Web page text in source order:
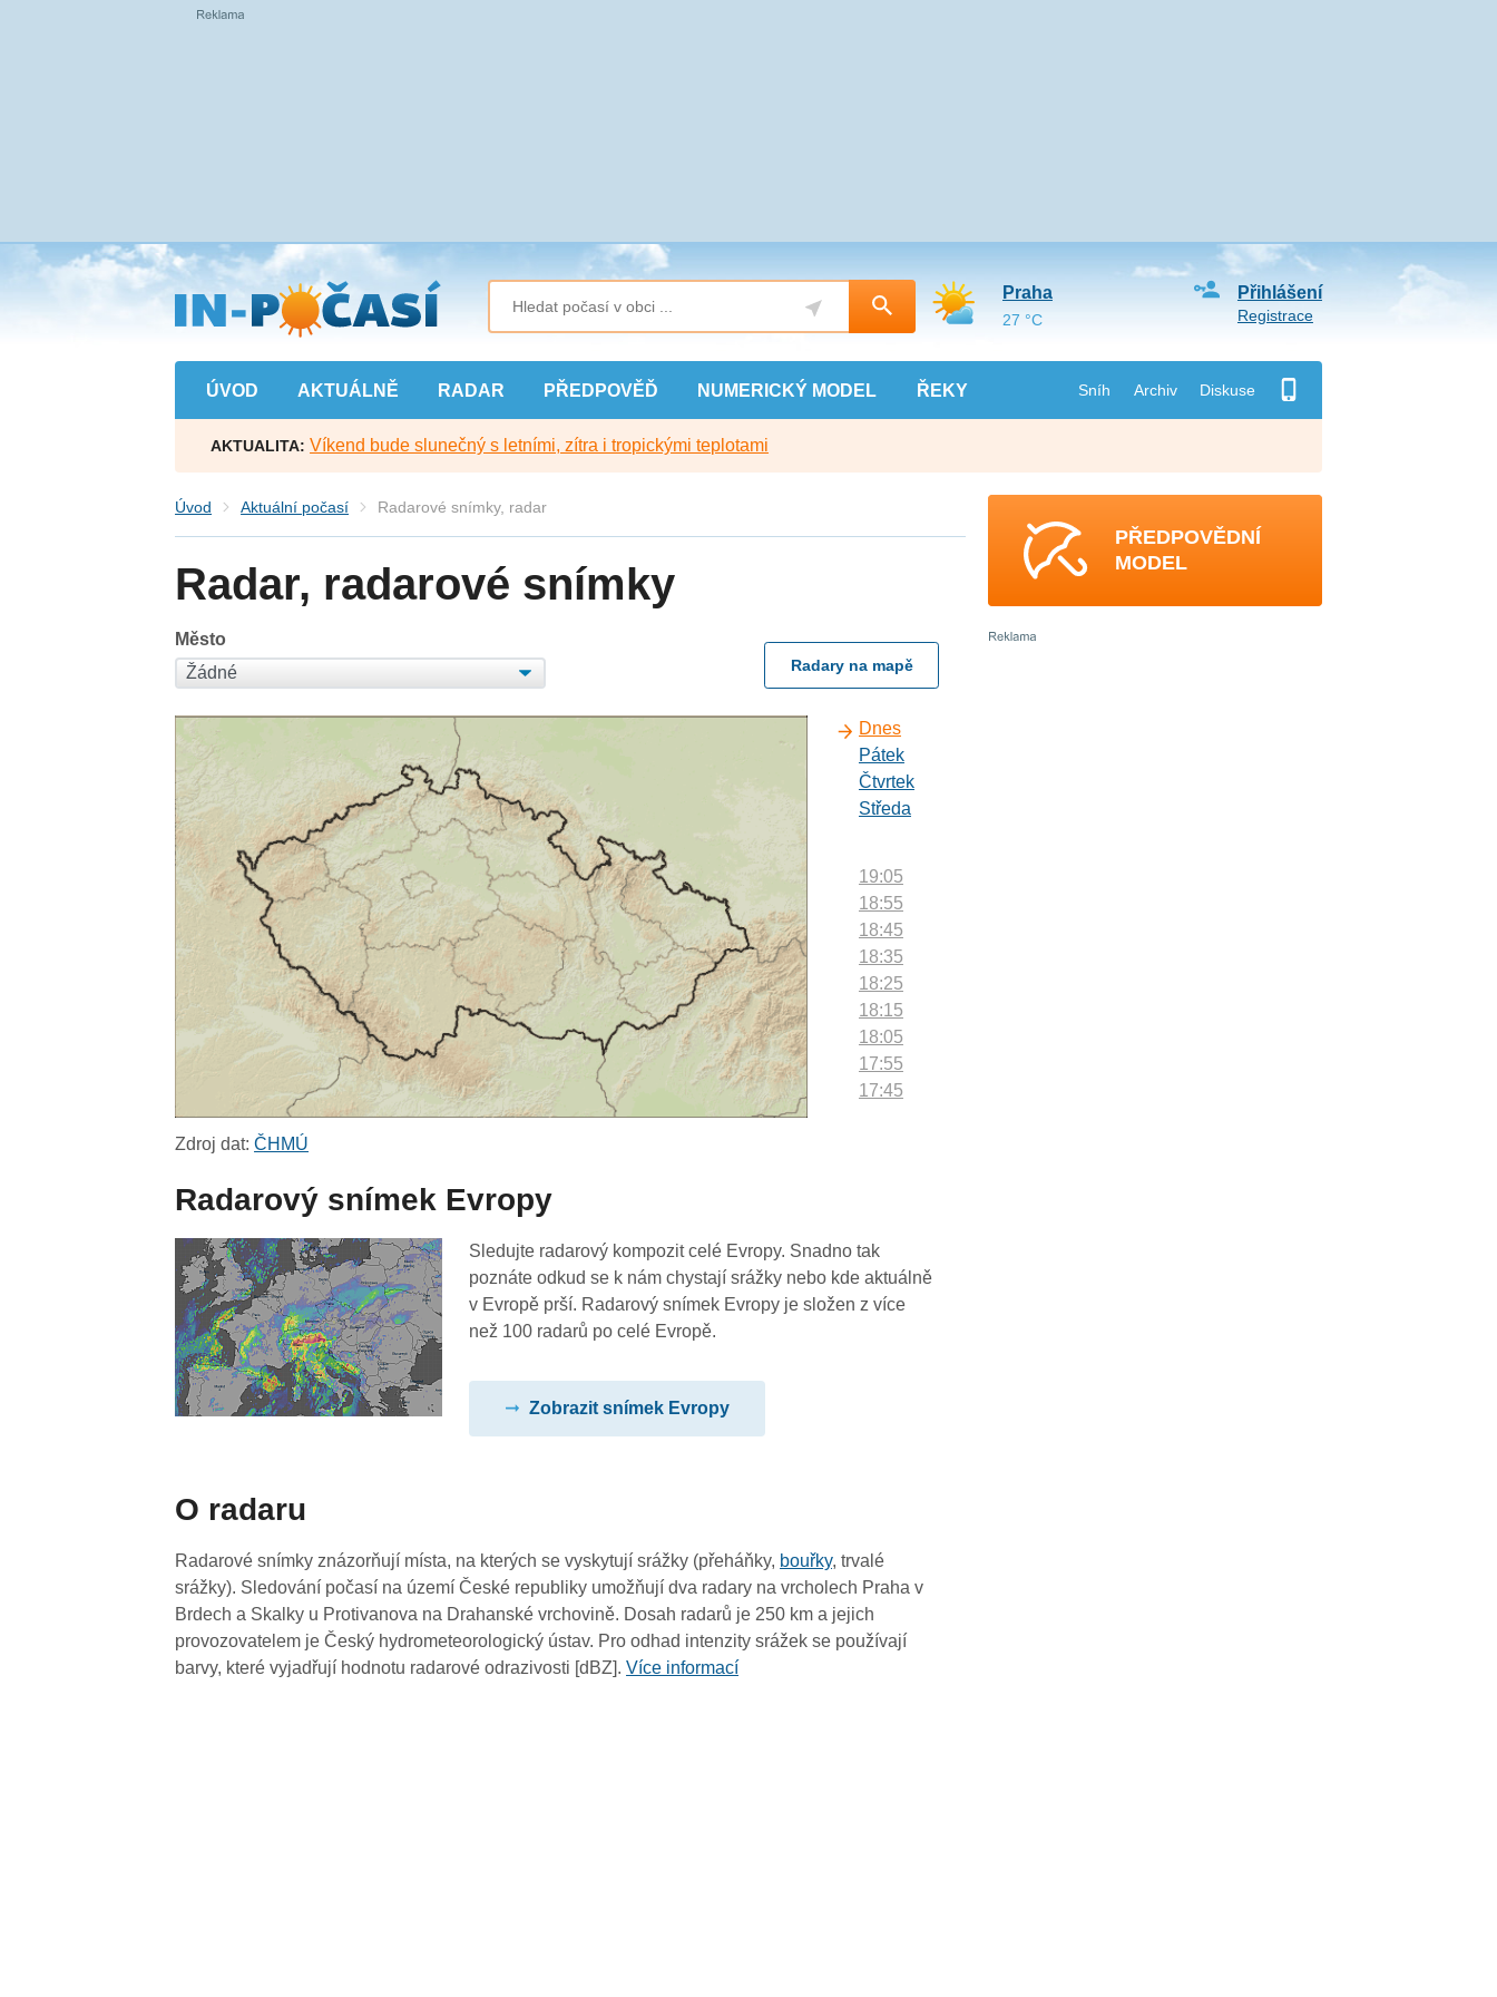
Přejít
na
hlavní
obsah
ÚVOD AKTUÁLNĚ RADAR PŘEDPOVĚĎ NUMERICKÝ MODEL ŘEKY Sníh Archiv Diskuse
Přihlášení
Registrace
Praha
27 °C
AKTUALITA: Víkend bude slunečný s letními, zítra i tropickými teplotami
Úvod Aktuální počasí Radarové snímky, radar
Radar, radarové snímky
Město
Radary na mapě
Dnes
Pátek
Čtvrtek
Středa
19:05
18:55
18:45
18:35
18:25
18:15
18:05
17:55
17:45
16:45
16:35
16:25
14:45
14:35
14:25
14:15
Zdroj dat:ČHMÚ
Radarový snímek Evropy
Sledujte radarový kompozit celé Evropy. Snadno tak
poznáte odkud se k nám chystají srážky nebo kde aktuálně
v Evropě prší. Radarový snímek Evropy je složen z více
než 100 radarů po celé Evropě.
Zobrazit snímek Evropy
O radaru
Radarové snímky znázorňují místa, na kterých se vyskytují srážky (přeháňky, bouřky, trvalé
srážky). Sledování počasí na území České republiky umožňují dva radary na vrcholech Praha v
Brdech a Skalky u Protivanova na Drahanské vrchovině. Dosah radarů je 250 km a jejich
provozovatelem je Český hydrometeorologický ústav. Pro odhad intenzity srážek se používají
barvy, které vyjadřují hodnotu radarové odrazivosti [dBZ].Více informací
PŘEDPOVĚDNÍ
MODEL